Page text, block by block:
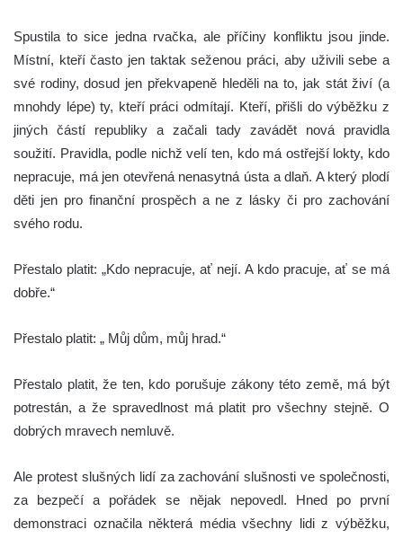
Spustila to sice jedna rvačka, ale příčiny konfliktu jsou jinde.
Místní, kteří často jen taktak seženou práci, aby uživili sebe a
své rodiny, dosud jen překvapeně hleděli na to, jak stát živí (a
mnohdy lépe) ty, kteří práci odmítají. Kteří, přišli do výběžku z
jiných částí republiky a začali tady zavádět nová pravidla
soužití. Pravidla, podle nichž velí ten, kdo má ostřejší lokty, kdo
nepracuje, má jen otevřená nenasytná ústa a dlaň. A který plodí
děti jen pro finanční prospěch a ne z lásky či pro zachování
svého rodu.
Přestalo platit: „Kdo nepracuje, ať nejí. A kdo pracuje, ať se má
dobře.“
Přestalo platit: „ Můj dům, můj hrad.“
Přestalo platit, že ten, kdo porušuje zákony této země, má být
potrestán, a že spravedlnost má platit pro všechny stejně. O
dobrých mravech nemluvě.
Ale protest slušných lidí za zachování slušnosti ve společnosti,
za bezpečí a pořádek se nějak nepovedl. Hned po první
demonstraci označila některá média všechny lidi z výběžku,